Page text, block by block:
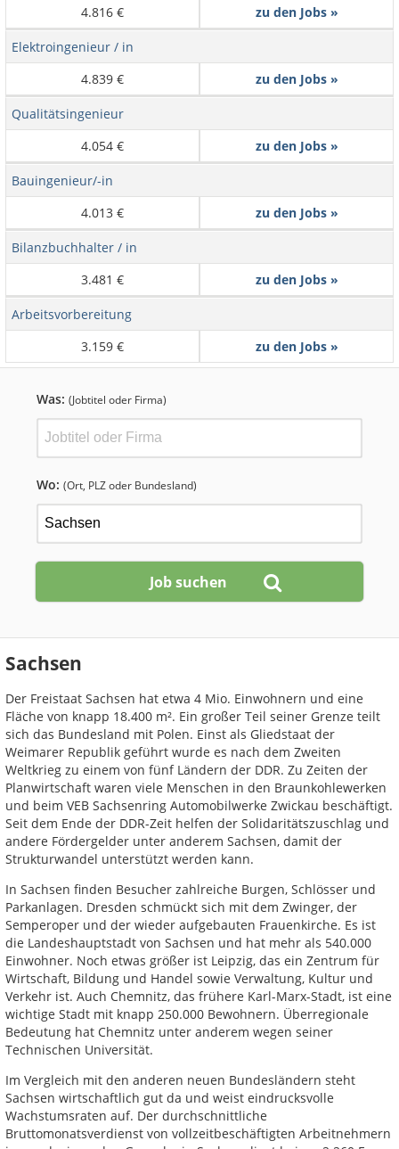
4.816 €
zu den Jobs »
Elektroingenieur / in
4.839 €
zu den Jobs »
Qualitätsingenieur
4.054 €
zu den Jobs »
Bauingenieur/-in
4.013 €
zu den Jobs »
Bilanzbuchhalter / in
3.481 €
zu den Jobs »
Arbeitsvorbereitung
3.159 €
zu den Jobs »
Was: (Jobtitel oder Firma)
Wo: (Ort, PLZ oder Bundesland)
Sachsen
Der Freistaat Sachsen hat etwa 4 Mio. Einwohnern und eine
Fläche von knapp 18.400 m². Ein großer Teil seiner Grenze teilt
sich das Bundesland mit Polen. Einst als Gliedstaat der
Weimarer Republik geführt wurde es nach dem Zweiten
Weltkrieg zu einem von fünf Ländern der DDR. Zu Zeiten der
Planwirtschaft waren viele Menschen in den Braunkohlewerken
und beim VEB Sachsenring Automobilwerke Zwickau beschäftigt.
Seit dem Ende der DDR-Zeit helfen der Solidaritätszuschlag und
andere Fördergelder unter anderem Sachsen, damit der
Strukturwandel unterstützt werden kann.
In Sachsen finden Besucher zahlreiche Burgen, Schlösser und
Parkanlagen. Dresden schmückt sich mit dem Zwinger, der
Semperoper und der wieder aufgebauten Frauenkirche. Es ist
die Landeshauptstadt von Sachsen und hat mehr als 540.000
Einwohner. Noch etwas größer ist Leipzig, das ein Zentrum für
Wirtschaft, Bildung und Handel sowie Verwaltung, Kultur und
Verkehr ist. Auch Chemnitz, das frühere Karl-Marx-Stadt, ist eine
wichtige Stadt mit knapp 250.000 Bewohnern. Überregionale
Bedeutung hat Chemnitz unter anderem wegen seiner
Technischen Universität.
Im Vergleich mit den anderen neuen Bundesländern steht
Sachsen wirtschaftlich gut da und weist eindrucksvolle
Wachstumsraten auf. Der durchschnittliche
Bruttomonatsverdienst von vollzeitbeschäftigten Arbeitnehmern